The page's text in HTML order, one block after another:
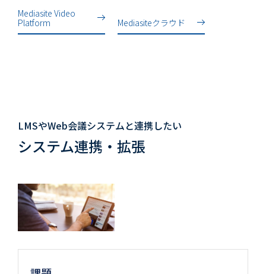
Mediasite Video
Platform
Mediasiteクラウド
LMSやWeb会議システムと連携したい
システム連携・拡張